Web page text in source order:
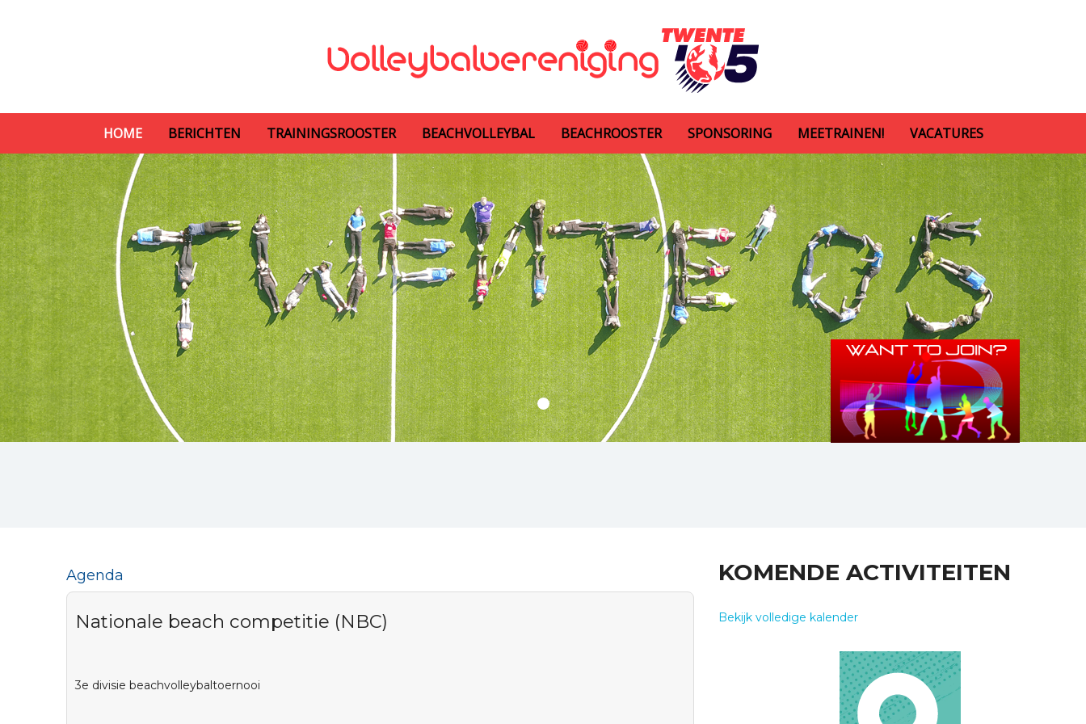
HOME BERICHTEN TRAININGSROOSTER BEACHVOLLEYBAL BEACHROOSTER SPONSORING MEETRAINEN! VACATURES
Agenda
Nationale beach competitie (NBC)
3e divisie beachvolleybaltoernooi
KOMENDE ACTIVITEITEN
Bekijk volledige kalender